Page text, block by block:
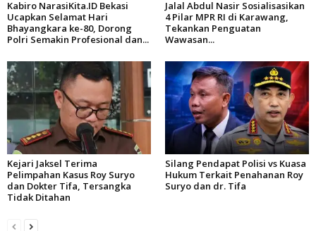
Kabiro NarasiKita.ID Bekasi
Ucapkan Selamat Hari
Bhayangkara ke-80, Dorong
Polri Semakin Profesional dan...
Jalal Abdul Nasir Sosialisasikan
4 Pilar MPR RI di Karawang,
Tekankan Penguatan
Wawasan...
Kejari Jaksel Terima
Pelimpahan Kasus Roy Suryo
dan Dokter Tifa, Tersangka
Tidak Ditahan
Silang Pendapat Polisi vs Kuasa
Hukum Terkait Penahanan Roy
Suryo dan dr. Tifa